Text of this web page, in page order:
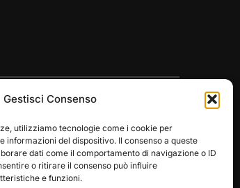
Gestisci Consenso
utilizziamo tecnologie come i cookie per
informazioni del dispositivo. Il consenso a queste
dati come il comportamento di navigazione o ID
o ritirare il consenso può influire
e funzioni.
Designed byWPZOOM